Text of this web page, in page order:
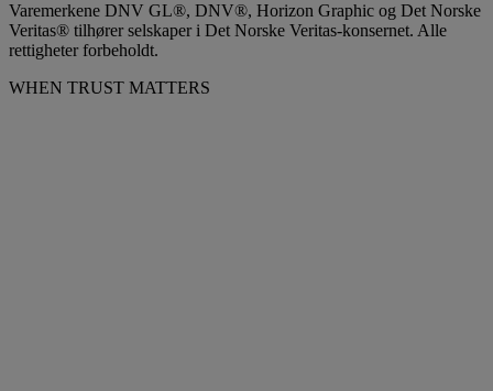
Varemerkene DNV GL®, DNV®, Horizon Graphic og Det Norske
Veritas® tilhører selskaper i Det Norske Veritas-konsernet. Alle
rettigheter forbeholdt.
WHEN TRUST MATTERS